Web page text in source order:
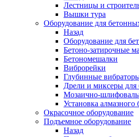
Лестницы и
Вышки тура
Оборудование для
Назад
Оборудование для
Бетоно-затирочные
Бетономешалки
Виброрейки
Глубинные
Дрели и миксеры для
Мозаично-
Установка алмазного
Окрасочное оборудование
Подъемное оборудование
Назад